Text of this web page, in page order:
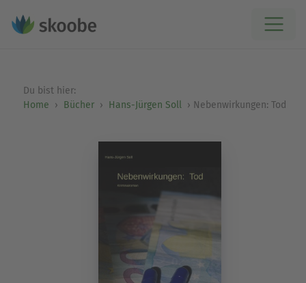
Du bist hier:
Home
Bücher Hans-Jürgen Soll Nebenwirkungen: Tod